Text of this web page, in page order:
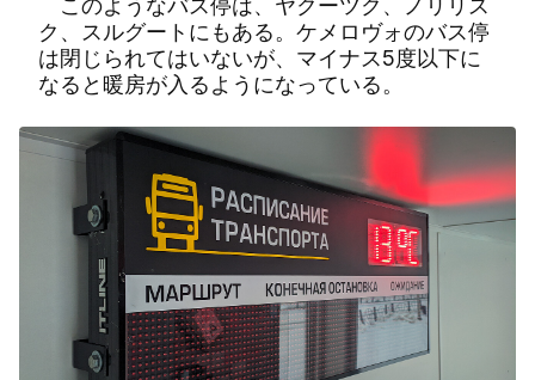
このようなバス停は、ヤクーツク、ノリリス
ク、スルグートにもある。ケメロヴォのバス停
は閉じられてはいないが、マイナス5度以下に
なると暖房が入るようになっている。